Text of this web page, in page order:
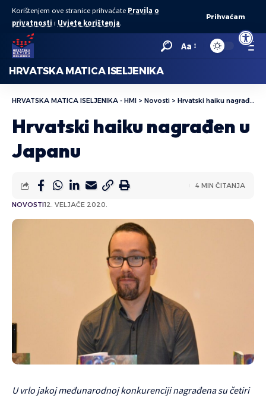
Open
Korištenjem ove stranice prihvaćate Pravila o
privatnosti i Uvjete korištenja.
Prihvaćam
Aa
HRVATSKA MATICA ISELJENIKA
HRVATSKA MATICA ISELJENIKA - HMI > Novosti > Hrvatski haiku nagrađen u Japanu
Hrvatski haiku nagrađen u
Japanu
NOVOSTI12. VELJAČE 2020.
4 MIN ČITANJA
U vrlo jakoj međunarodnoj konkurenciji nagrađena su četiri